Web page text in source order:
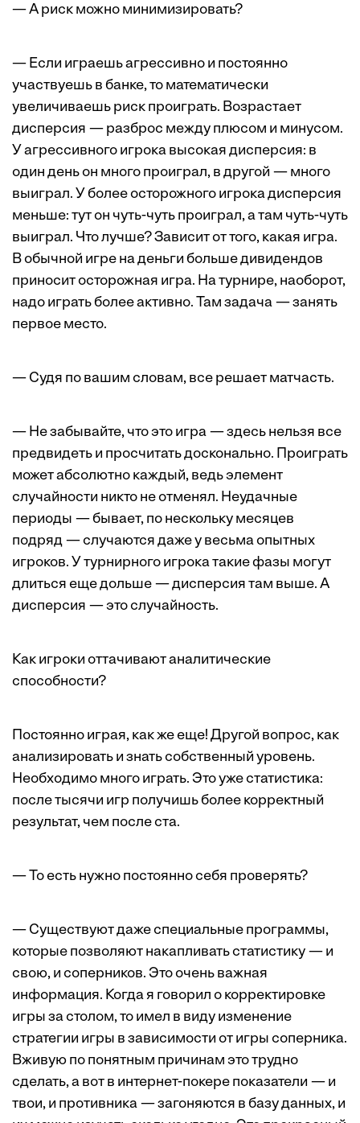
— А риск можно минимизировать?
— Если играешь агрессивно и постоянно
участвуешь в банке, то математически
увеличиваешь риск проиграть. Возрастает
дисперсия — разброс между плюсом и минусом.
У агрессивного игрока высокая дисперсия: в
один день он много проиграл, в другой — много
выиграл. У более осторожного игрока дисперсия
меньше: тут он чуть-чуть проиграл, а там чуть-чуть
выиграл. Что лучше? Зависит от того, какая игра.
В обычной игре на деньги больше дивидендов
приносит осторожная игра. На турнире, наоборот,
надо играть более активно. Там задача — занять
первое место.
— Судя по вашим словам, все решает матчасть.
— Не забывайте, что это игра — здесь нельзя все
предвидеть и просчитать досконально. Проиграть
может абсолютно каждый, ведь элемент
случайности никто не отменял. Неудачные
периоды — бывает, по нескольку месяцев
подряд — случаются даже у весьма опытных
игроков. У турнирного игрока такие фазы могут
длиться еще дольше — дисперсия там выше. А
дисперсия — это случайность.
Как игроки оттачивают аналитические
способности?
Постоянно играя, как же еще! Другой вопрос, как
анализировать и знать собственный уровень.
Необходимо много играть. Это уже статистика:
после тысячи игр получишь более корректный
результат, чем после ста.
— То есть нужно постоянно себя проверять?
— Существуют даже специальные программы,
которые позволяют накапливать статистику — и
свою, и соперников. Это очень важная
информация. Когда я говорил о корректировке
игры за столом, то имел в виду изменение
стратегии игры в зависимости от игры соперника.
Вживую по понятным причинам это трудно
сделать, а вот в интернет-покере показатели — и
твои, и противника — загоняются в базу данных, и